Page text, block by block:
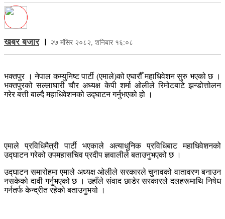
खबर बजार। २७ मंसिर २०८२, शनिबार १६:०८
भक्तपुर । नेपाल कम्युनिष्ट पार्टी (एमाले)को एघारौँ महाधिवेशन सुरु भएको छ ।
भक्तपुरको सल्लाघारी चौर अध्यक्ष केपी शर्मा ओलीले रिमोटबाटे झन्डोत्तोलन
गरेर बत्ती बाल्दै महाधिवेशनको उद्घाटन गर्नुभएको हो ।
एमाले प्रविधिमैत्री पार्टी भएकाले अत्याधुनिक प्रविधिबाट महाधिवेशनको
उद्घाटन गरेको उपमहासचिव प्रदीप ज्ञवालीले बताउनुभएको छ ।
उद्घाटन समारोहमा एमाले अध्यक्ष ओलीले सरकारले चुनावको वातावरण बनाउन
नसकेको दावी गर्नुभएको छ । उहाँले संवाद छाडेर सरकारले दलहरूमाथि निषेध
गर्नतर्फ केन्द्रीत रहेको बताउनुभयो ।